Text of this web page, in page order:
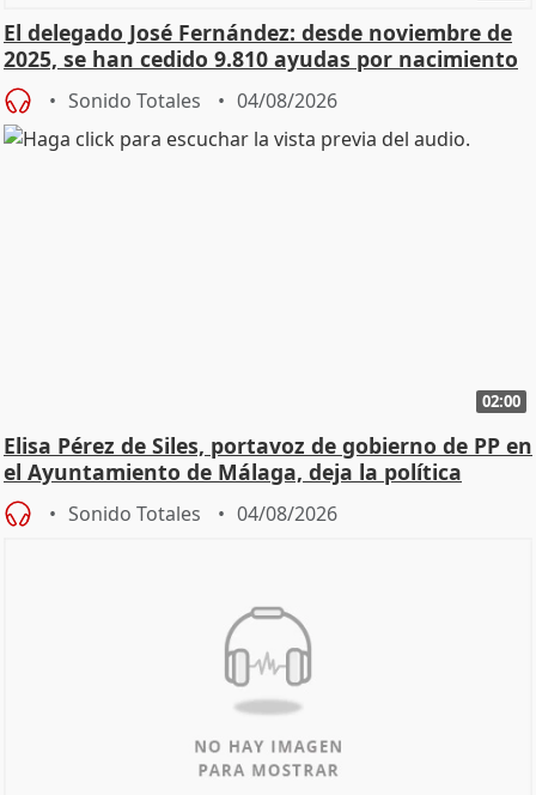
El delegado José Fernández: desde noviembre de
2025, se han cedido 9.810 ayudas por nacimiento
Sonido Totales 04/08/2026
02:00
Elisa Pérez de Siles, portavoz de gobierno de PP en
el Ayuntamiento de Málaga, deja la política
Sonido Totales 04/08/2026